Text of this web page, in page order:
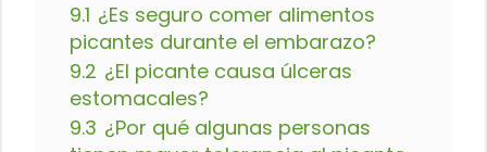
9.1 ¿Es seguro comer alimentos
picantes durante el embarazo?
9.2 ¿El picante causa úlceras
estomacales?
9.3 ¿Por qué algunas personas